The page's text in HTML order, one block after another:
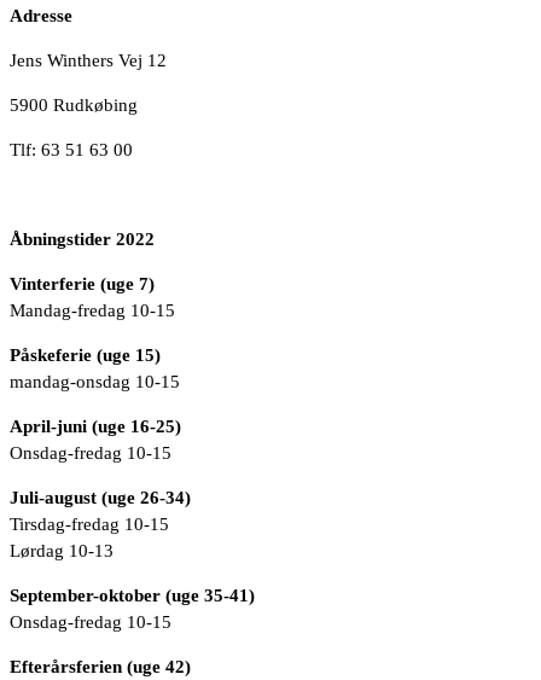
Adresse
Jens Winthers Vej 12
5900 Rudkøbing
Tlf: 63 51 63 00
Åbningstider 2022
Vinterferie (uge 7)
Mandag-fredag 10-15
Påskeferie (uge 15)
mandag-onsdag 10-15
April-juni (uge 16-25)
Onsdag-fredag 10-15
Juli-august (uge 26-34)
Tirsdag-fredag 10-15
Lørdag 10-13
September-oktober (uge 35-41)
Onsdag-fredag 10-15
Efterårsferien (uge 42)